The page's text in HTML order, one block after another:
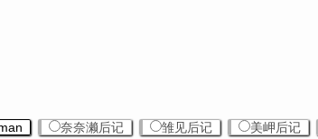
奈奈濑后记 雏见后记 美岬后记